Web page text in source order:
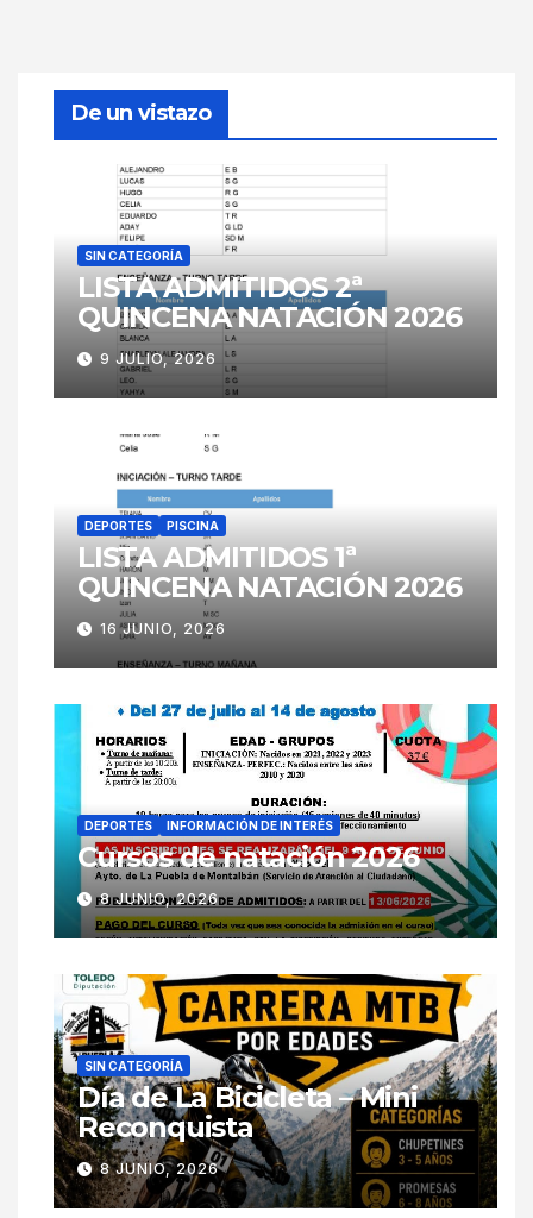
De un vistazo
SIN CATEGORÍA
LISTA ADMITIDOS 2ª
QUINCENA NATACIÓN 2026
9 JULIO, 2026
DEPORTES PISCINA
LISTA ADMITIDOS 1ª
QUINCENA NATACIÓN 2026
16 JUNIO, 2026
DEPORTES INFORMACIÓN DE INTERÉS
Cursos de natación 2026
8 JUNIO, 2026
SIN CATEGORÍA
Día de La Bicicleta – Mini
Reconquista
8 JUNIO, 2026